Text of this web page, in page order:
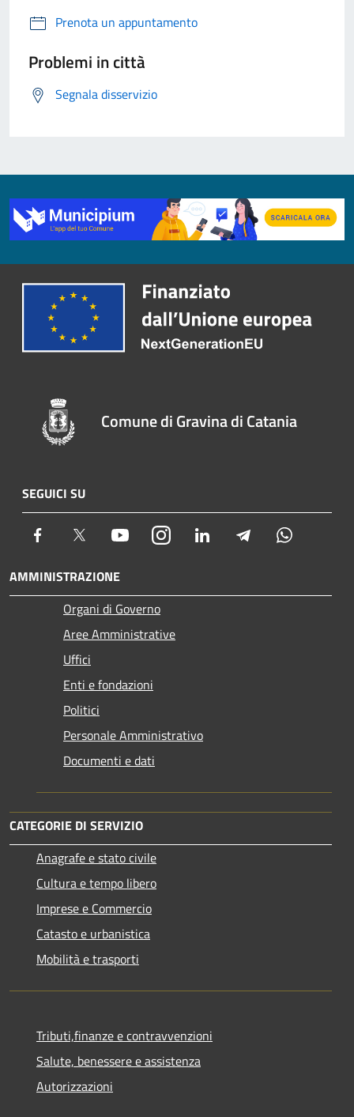
Prenota un appuntamento
Problemi in città
Segnala disservizio
Comune di Gravina di Catania
SEGUICI SU
Facebook Twitter YoutubeInstagram LinkedIn Telegram
AMMINISTRAZIONE
Organi di Governo
Aree Amministrative
Uffici
Enti e fondazioni
Politici
Personale Amministrativo
Documenti e dati
CATEGORIE DI SERVIZIO
Anagrafe e stato civile
Cultura e tempo libero
Imprese e Commercio
Catasto e urbanistica
Mobilità e trasporti
Tributi,finanze e contravvenzioni
Salute, benessere e assistenza
Autorizzazioni